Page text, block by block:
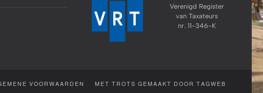
Verenigd Register
van Taxateurs
nr. 11-346-K
VOORWAARDEN MET TROTS GEMAAKT DOOR TAGWEB